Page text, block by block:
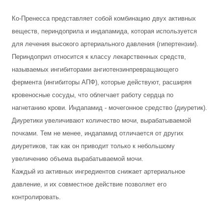
Ко-Пренесса представляет собой комбинацию двух активных
веществ, периндоприла и индапамида, которая используется
для лечения высокого артериального давления (гипертензии).
Периндоприл относится к классу лекарственных средств,
называемых ингибиторами ангиотензинпревращающего
фермента (ингибиторы АПФ), которые действуют, расширяя
кровеносные сосуды, что облегчает работу сердца по
нагнетанию крови. Индапамид - мочегонное средство (диуретик).
Диуретики увеличивают количество мочи, вырабатываемой
почками. Тем не менее, индапамид отличается от других
диуретиков, так как он приводит только к небольшому
увеличению объема вырабатываемой мочи.
Каждый из активных ингредиентов снижает артериальное
давление, и их совместное действие позволяет его
контролировать.